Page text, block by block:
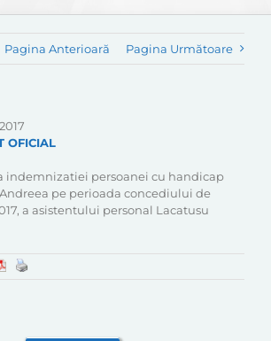
Pagina Anterioară Pagina Următoare
OFICIAL
indemnizatiei persoanei cu handicap
pe perioada concediului de
a asistentului personal Lacatusu